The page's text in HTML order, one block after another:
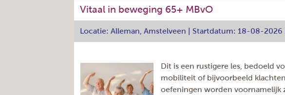
Adres
Den Bloeyenden
Dag:
dinsdag
Aantal lessen
42
0
Tijd:
10:00 - 11:00u
Herhaling:
Elke week
Vitaal in beweging 65+ MBvO
Locatie: Alleman, Amstelveen | Startdatum: 18-08-
Dit is een rustigere les, bedoeld
mobiliteit of bijvoorbeeld
oefeningen worden voornamelijk